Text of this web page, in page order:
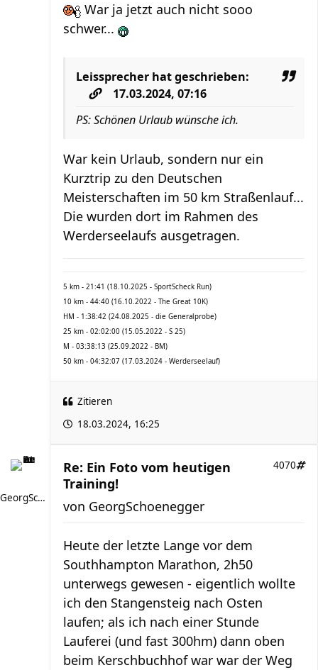
War ja jetzt auch nicht sooo
schwer...
Leissprecher hat geschrieben:
17.03.2024, 07:16
PS: Schönen Urlaub wünsche ich.
War kein Urlaub, sondern nur ein
Kurztrip zu den Deutschen
Meisterschaften im 50 km Straßenlauf...
Die wurden dort im Rahmen des
Werderseelaufs ausgetragen.
5 km - 21:41 (18.10.2025 - SportScheck Run)
10 km - 44:40 (16.10.2022 - The Great 10K)
HM - 1:38:42 (24.08.2025 - die Generalprobe)
25 km - 02:02:00 (15.05.2022 - S 25)
M - 03:38:13 (25.09.2022 - BM)
50 km - 04:32:07 (17.03.2024 - Werderseelauf)
Zitieren
18.03.2024, 16:25
GeorgSchoenegger
Re: Ein Foto vom heutigen
Training!
4070
von GeorgSchoenegger
Heute der letzte Lange vor dem
Southhampton Marathon, 2h50
unterwegs gewesen - eigentlich wollte
ich den Stangensteig nach Osten
laufen; als ich nach einer Stunde
Lauferei (und fast 300hm) dann oben
beim Kerschbuchhof war war der Weg